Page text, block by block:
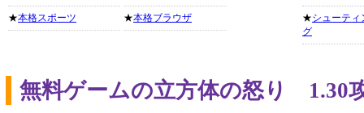
★本格スポーツ ★本格ブラウザ ★シューティ
グ
無料ゲームの立方体の怒り 1.30